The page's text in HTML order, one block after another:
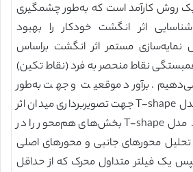
روش کارآمد است که به‌طور چشمگیری
اثر انگشت خودکار را بهبود
مستمر اثر انگشت براساس
نقاط منحصر به فرد (نقاط تکین)
می‌دهیم. برآورد موقعیت و جهت به‌طور
همزمان با استفاده از مدل T-shape جهت تصویربرداری میدان اثر
انگشت به‌دست می‌آید. مدل T-shape بخش‌های هم‌محور را در
تحلیل محورهای جانبی و محورهای اصلی
یک فیلتر متداول محرک که از حداقل